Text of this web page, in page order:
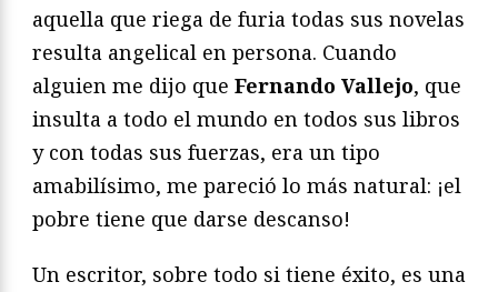
aquella que riega de furia todas sus novelas
resulta angelical en persona. Cuando
alguien me dijo que Fernando Vallejo, que
insulta a todo el mundo en todos sus libros
y con todas sus fuerzas, era un tipo
amabilísimo, me pareció lo más natural: ¡el
pobre tiene que darse descanso!
Un escritor, sobre todo si tiene éxito, es una